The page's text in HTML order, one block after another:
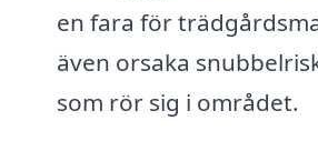
en fara för
även orsaka
som rör sig i området.